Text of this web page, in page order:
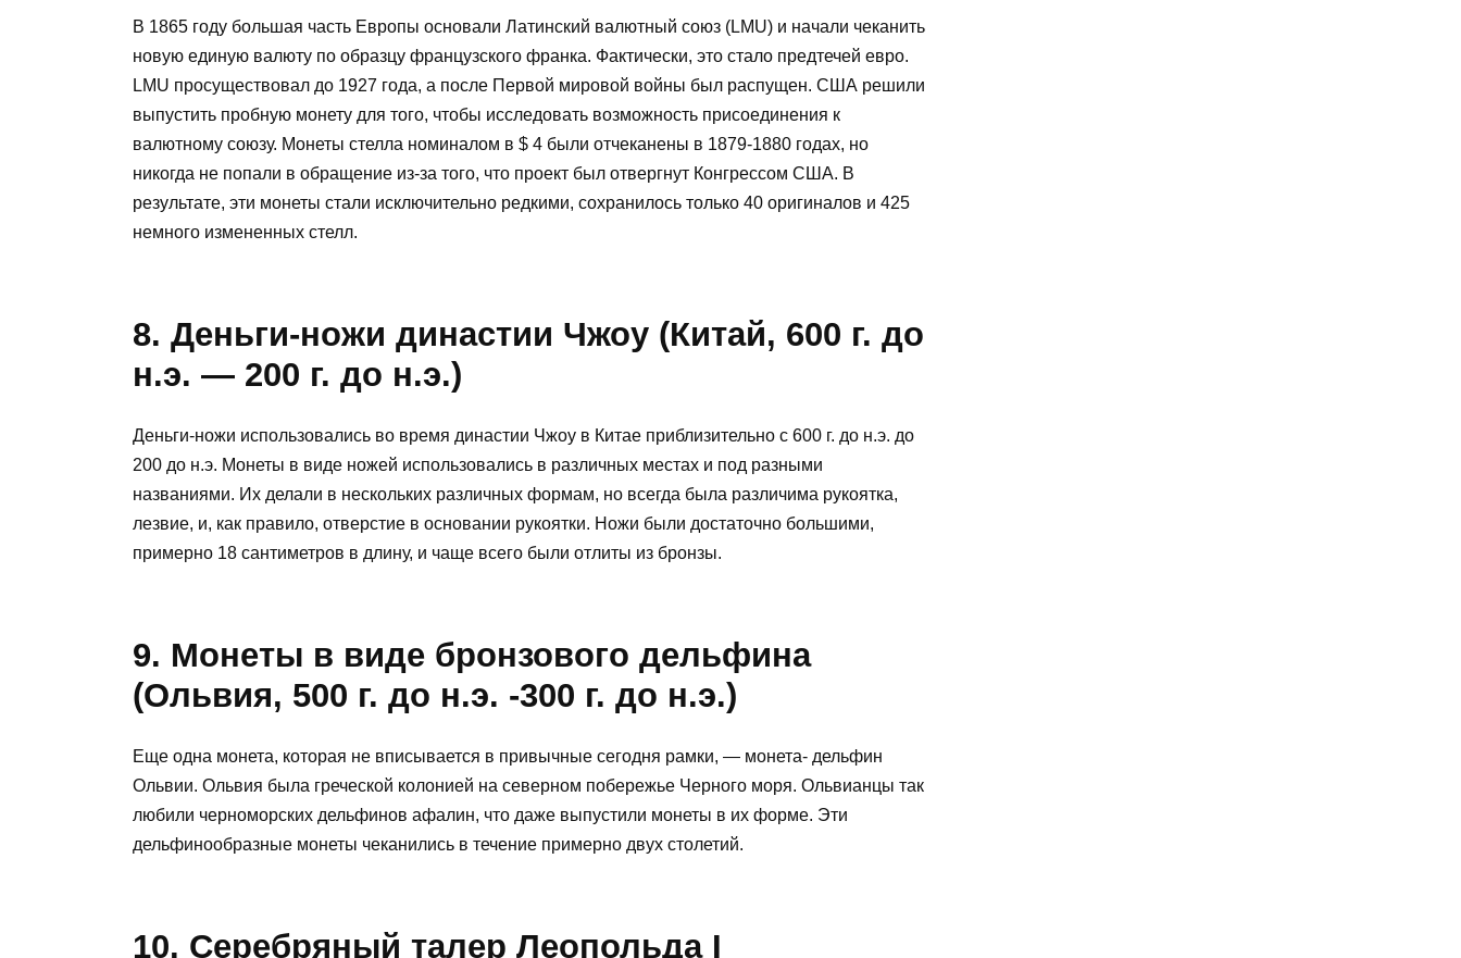
В 1865 году большая часть Европы основали Латинский валютный союз (LMU) и начали чеканить
новую единую валюту по образцу французского франка. Фактически, это стало предтечей евро.
LMU просуществовал до 1927 года, а после Первой мировой войны был распущен. США решили
выпустить пробную монету для того, чтобы исследовать возможность присоединения к
валютному союзу. Монеты стелла номиналом в $ 4 были отчеканены в 1879-1880 годах, но
никогда не попали в обращение из-за того, что проект был отвергнут Конгрессом США. В
результате, эти монеты стали исключительно редкими, сохранилось только 40 оригиналов и 425
немного измененных стелл.
8. Деньги-ножи династии Чжоу (Китай, 600 г. до
н.э. — 200 г. до н.э.)
Деньги-ножи использовались во время династии Чжоу в Китае приблизительно с 600 г. до н.э. до
200 до н.э. Монеты в виде ножей использовались в различных местах и под разными
названиями. Их делали в нескольких различных формам, но всегда была различима рукоятка,
лезвие, и, как правило, отверстие в основании рукоятки. Ножи были достаточно большими,
примерно 18 сантиметров в длину, и чаще всего были отлиты из бронзы.
9. Монеты в виде бронзового дельфина
(Ольвия, 500 г. до н.э. -300 г. до н.э.)
Еще одна монета, которая не вписывается в привычные сегодня рамки, — монета- дельфин
Ольвии. Ольвия была греческой колонией на северном побережье Черного моря. Ольвианцы так
любили черноморских дельфинов афалин, что даже выпустили монеты в их форме. Эти
дельфинообразные монеты чеканились в течение примерно двух столетий.
10. Серебряный талер Леопольда I